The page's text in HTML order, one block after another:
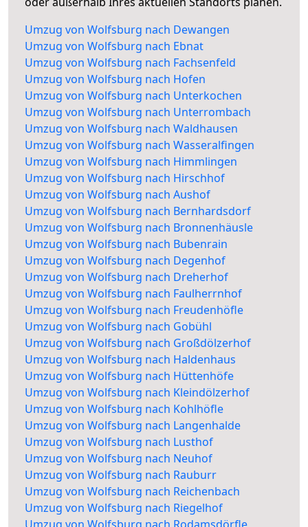
Umzug von Wolfsburg nach Dewangen
Umzug von Wolfsburg nach Ebnat
Umzug von Wolfsburg nach Fachsenfeld
Umzug von Wolfsburg nach Hofen
Umzug von Wolfsburg nach Unterkochen
Umzug von Wolfsburg nach Unterrombach
Umzug von Wolfsburg nach Waldhausen
Umzug von Wolfsburg nach Wasseralfingen
Umzug von Wolfsburg nach Himmlingen
Umzug von Wolfsburg nach Hirschhof
Umzug von Wolfsburg nach Aushof
Umzug von Wolfsburg nach Bernhardsdorf
Umzug von Wolfsburg nach Bronnenhäusle
Umzug von Wolfsburg nach Bubenrain
Umzug von Wolfsburg nach Degenhof
Umzug von Wolfsburg nach Dreherhof
Umzug von Wolfsburg nach Faulherrnhof
Umzug von Wolfsburg nach Freudenhöfle
Umzug von Wolfsburg nach Gobühl
Umzug von Wolfsburg nach Großdölzerhof
Umzug von Wolfsburg nach Haldenhaus
Umzug von Wolfsburg nach Hüttenhöfe
Umzug von Wolfsburg nach Kleindölzerhof
Umzug von Wolfsburg nach Kohlhöfle
Umzug von Wolfsburg nach Langenhalde
Umzug von Wolfsburg nach Lusthof
Umzug von Wolfsburg nach Neuhof
Umzug von Wolfsburg nach Rauburr
Umzug von Wolfsburg nach Reichenbach
Umzug von Wolfsburg nach Riegelhof